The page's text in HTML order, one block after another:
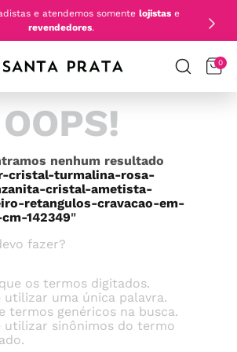
e atendemos somente lojistase
revendedores.
0
OOPS!
nenhum resultado
cristal-turmalina-rosa-
cristal-ametista-
retangulos-cravacao-em-
142349"
fazer?
os termos digitados.
utilizar uma única palavra.
termos genéricos na busca.
utilizar sinônimos do termo